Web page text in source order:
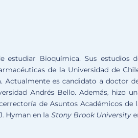
estudiar Bioquímica. Sus estudios
de la Universidad de
Actualmente es candidato a doctor
Andrés Bello. Además, hizo
de Asuntos Académicos de
Hyman en la Stony Brook University